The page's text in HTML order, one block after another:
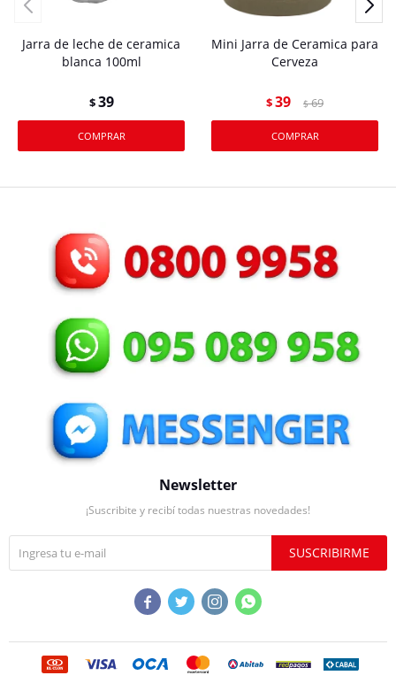
Jarra de leche de ceramica
blanca 100ml
$39
Mini Jarra de Ceramica para
Cerveza
$39 $ 69
Newsletter
¡Suscribite y recibí todas nuestras novedades!
SUSCRIBIRME
   